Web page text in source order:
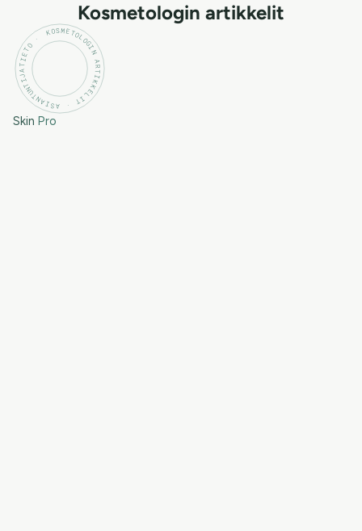
Kosmetologin artikkelit
KOSMETOLOGIN ARTIKKELIT · ASIANTUNTIJATIETO ·
Skin Pro